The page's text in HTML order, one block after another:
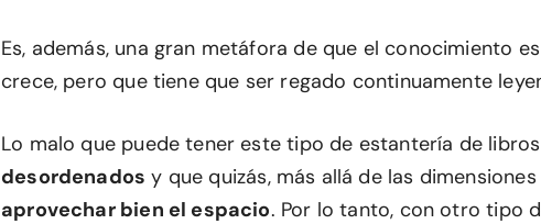
Es, además, una gran metáfora de que el conocimiento
crece, pero que tiene que ser regado continuamente
Lo malo que puede tener este tipo de estantería de
desordenados y que quizás, más allá de las
aprovechar bien el espacio. Por lo tanto, con otro tipo